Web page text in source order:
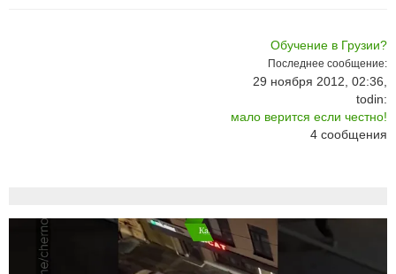
Обучение в Грузии?
Последнее сообщение:
29 ноября 2012, 02:36,
todin:
мало верится если честно!
4 сообщения